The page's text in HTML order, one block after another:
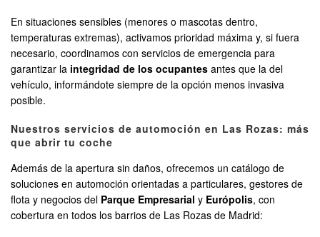
En situaciones sensibles (menores o mascotas dentro,
temperaturas extremas), activamos prioridad máxima y, si fuera
necesario, coordinamos con servicios de emergencia para
garantizar la integridad de los ocupantes antes que la del
vehículo, informándote siempre de la opción menos invasiva
posible.
Nuestros servicios de automoción en Las Rozas: más
que abrir tu coche
Además de la apertura sin daños, ofrecemos un catálogo de
soluciones en automoción orientadas a particulares, gestores de
flota y negocios del Parque Empresarial y Európolis, con
cobertura en todos los barrios de Las Rozas de Madrid: